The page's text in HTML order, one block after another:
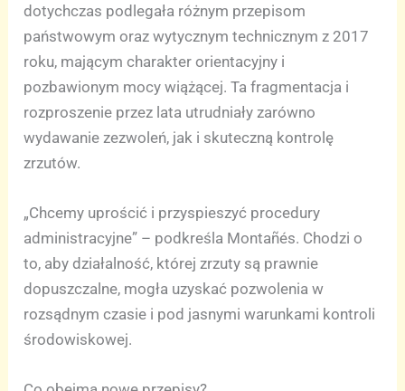
dotychczas podlegała różnym przepisom
państwowym oraz wytycznym technicznym z 2017
roku, mającym charakter orientacyjny i
pozbawionym mocy wiążącej. Ta fragmentacja i
rozproszenie przez lata utrudniały zarówno
wydawanie zezwoleń, jak i skuteczną kontrolę
zrzutów.
„Chcemy uprościć i przyspieszyć procedury
administracyjne” – podkreśla Montañés. Chodzi o
to, aby działalność, której zrzuty są prawnie
dopuszczalne, mogła uzyskać pozwolenia w
rozsądnym czasie i pod jasnymi warunkami kontroli
środowiskowej.